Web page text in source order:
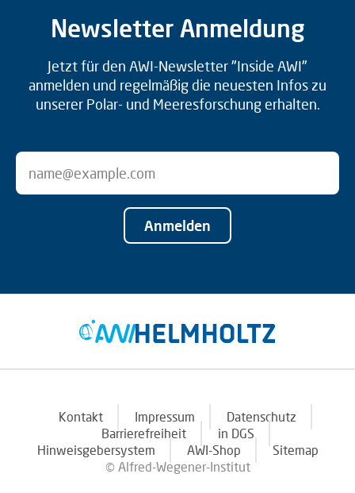
Newsletter Anmeldung
Jetzt für den AWI-Newsletter "Inside AWI"
anmelden und regelmäßig die neuesten Infos zu
unserer Polar- und Meeresforschung erhalten.
Anmelden
Kontakt Impressum
Datenschutz
Barrierefreiheit
in DGS
Hinweisgebersystem
AWI-Shop
Sitemap
© Alfred-Wegener-Institut